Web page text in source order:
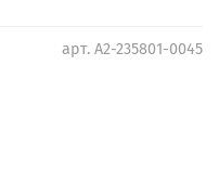
арт. A2-235801-0045